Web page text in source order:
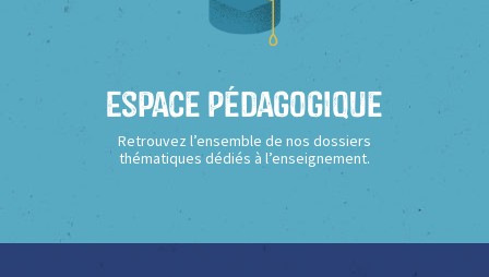
Espace Pédagogique
Retrouvez l’ensemble de nos dossiers
thématiques dédiés à l’enseignement.